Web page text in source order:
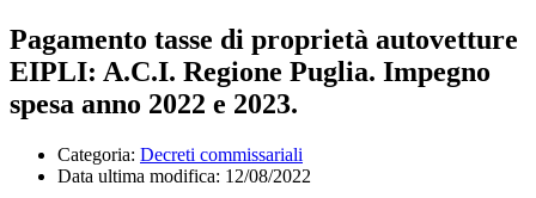
Pagamento tasse di proprietà autovetture
EIPLI: A.C.I. Regione Puglia. Impegno
spesa anno 2022 e 2023.
Categoria: Decreti commissariali
Data ultima modifica: 12/08/2022